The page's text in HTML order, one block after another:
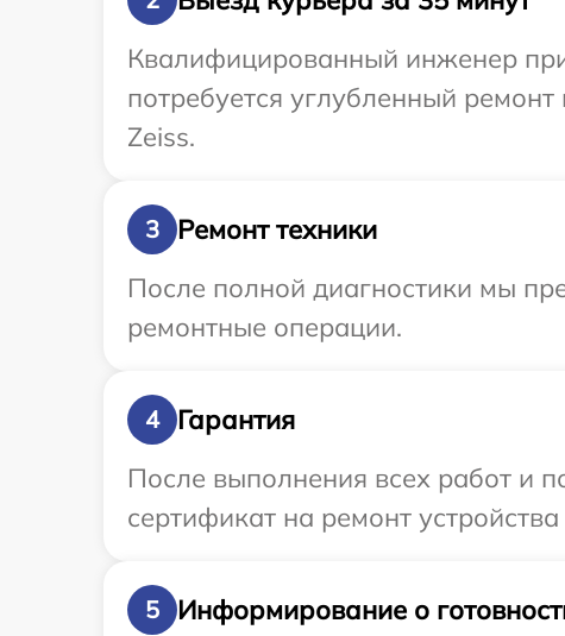
Квалифицированный инженер
потребуется углубленный
Zeiss.
3
Ремонт техники
После полной диагностики мы
ремонтные операции.
4
Гарантия
После выполнения всех работ и
сертификат на ремонт
5
Информирование о